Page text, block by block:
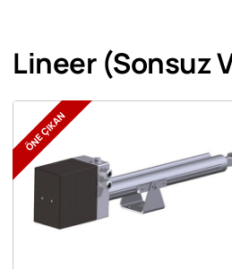
Lineer (Sonsuz
ÖNE ÇIKAN